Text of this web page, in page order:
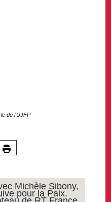
de l'UJFP
Michèle Sibony,
pour la Paix.